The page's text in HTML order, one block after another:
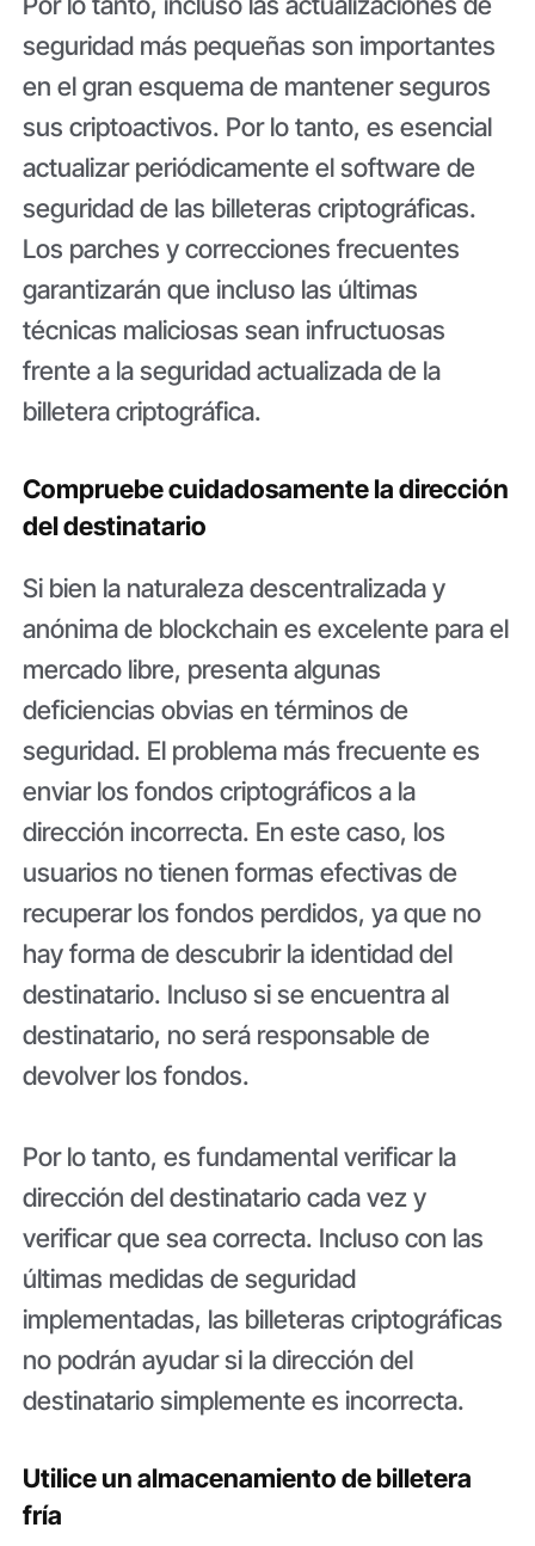
seguridad más pequeñas son importantes
en el gran esquema de mantener seguros
sus criptoactivos. Por lo tanto, es esencial
actualizar periódicamente el software de
seguridad de las billeteras criptográficas.
Los parches y correcciones frecuentes
garantizarán que incluso las últimas
técnicas maliciosas sean infructuosas
frente a la seguridad actualizada de la
billetera criptográfica.
Compruebe cuidadosamente la dirección
del destinatario
Si bien la naturaleza descentralizada y
anónima de blockchain es excelente para el
mercado libre, presenta algunas
deficiencias obvias en términos de
seguridad. El problema más frecuente es
enviar los fondos criptográficos a la
dirección incorrecta. En este caso, los
usuarios no tienen formas efectivas de
recuperar los fondos perdidos, ya que no
hay forma de descubrir la identidad del
destinatario. Incluso si se encuentra al
destinatario, no será responsable de
devolver los fondos.
Por lo tanto, es fundamental verificar la
dirección del destinatario cada vez y
verificar que sea correcta. Incluso con las
últimas medidas de seguridad
implementadas, las billeteras criptográficas
no podrán ayudar si la dirección del
destinatario simplemente es incorrecta.
Utilice un almacenamiento de billetera
fría